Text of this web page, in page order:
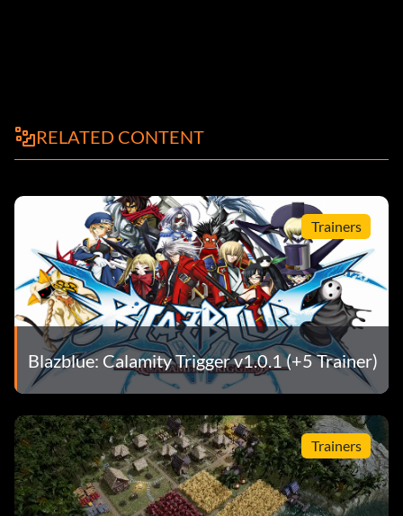
RELATED CONTENT
Trainers
Blazblue: Calamity Trigger v1.0.1 (+5 Trainer)
Trainers